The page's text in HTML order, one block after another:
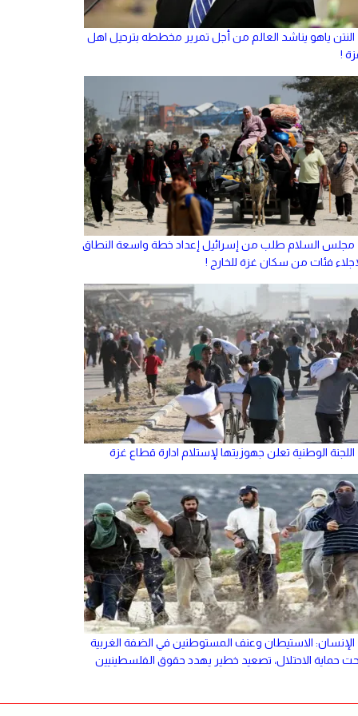
النتن ياهو يناشد العالم من أجل تمرير مخططه بترحيل اهل
!
مجلس السلام طلب من إسرائيل إعداد خطة واسعة النطاق
فئات من سكان غزة للخارج !
اللجنة الوطنية تعلن جهوزيتها لإستلام ادارة قطاع غزة
الإنسان: الاستيطان وعنف المستوطنين في الضفة الغربية
حماية الاحتلال، تصعيد خطير يهدد حقوق الفلسطينيين